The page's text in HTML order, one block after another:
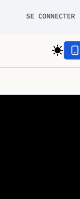
SE CONNECTER